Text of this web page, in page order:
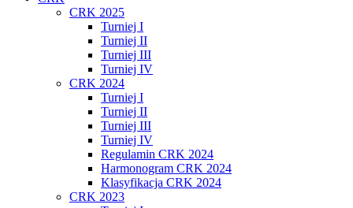
CRK 2025
Turniej I
Turniej II
Turniej III
Turniej IV
CRK 2024
Turniej I
Turniej II
Turniej III
Turniej IV
Regulamin CRK 2024
Harmonogram CRK 2024
Klasyfikacja CRK 2024
CRK 2023